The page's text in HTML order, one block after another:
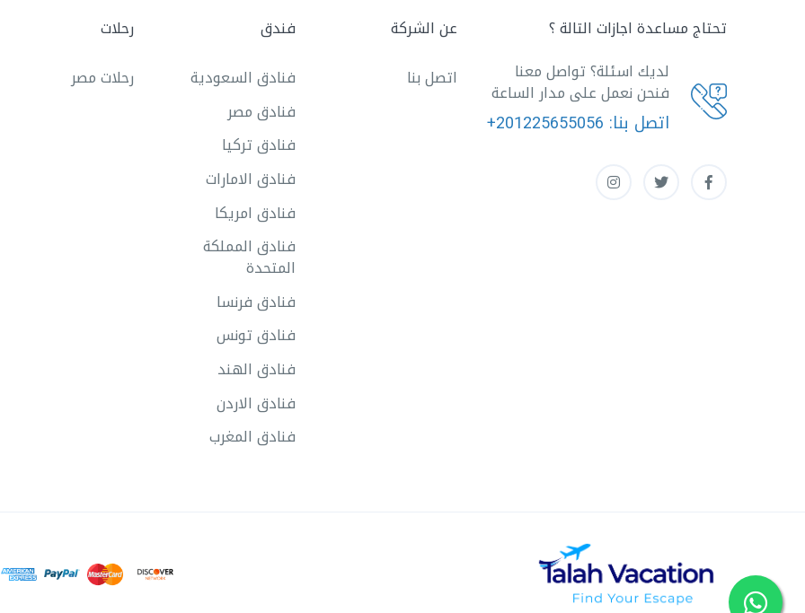
تحتاج مساعدة اجازات التالة ؟
لديك اسئلة؟ تواصل معنا
فنحن نعمل على مدار الساعة
اتصل بنا: +201225655056
عن الشركة
اتصل بنا
فندق
فنادق السعودية
فنادق مصر
فنادق تركيا
فنادق الامارات
فنادق امريكا
فنادق المملكة
المتحدة
فنادق فرنسا
فنادق تونس
فنادق الهند
فنادق الاردن
فنادق المغرب
رحلات
رحلات مصر